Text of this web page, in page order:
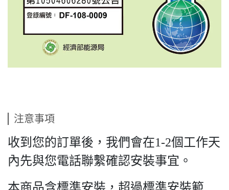
注意事項
收到您的訂單後，我們會在1-2個工作天
內先與您電話聯繫確認安裝事宜。
本商品含標準安裝，超過標準安裝範